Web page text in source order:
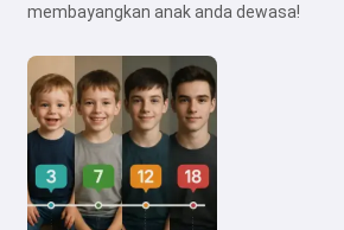
membayangkan anak anda dewasa!